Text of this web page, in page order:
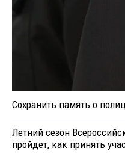
Сохранить память о
Летний сезон
пройдет, как принять